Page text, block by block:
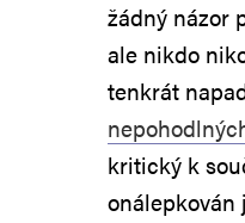
žádný názor
ale nikdo
tenkrát
kritický k
onálepkován